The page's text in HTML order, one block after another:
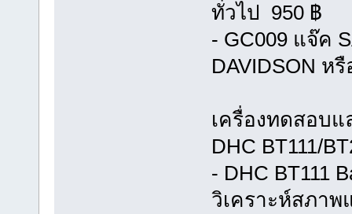
ทั่วไป 950 ฿
- GC009 แจ๊ค
DAVIDSON ห
เครื่องทดสอบ
DHC BT111/
- DHC BT111
วิเคราะห์สภาพ